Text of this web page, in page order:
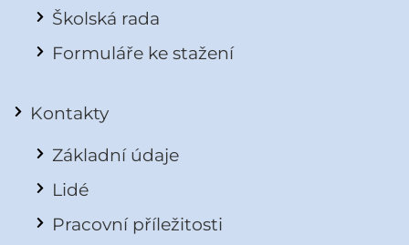
Školská rada
Formuláře ke stažení
Kontakty
Základní údaje
Lidé
Pracovní příležitosti